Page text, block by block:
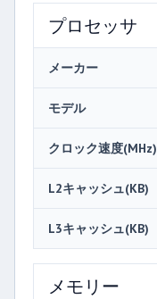
プロセッサ
メーカー
モデル
クロック速度(MHz)
L2キャッシュ(KB)
L3キャッシュ(KB)
メモリー